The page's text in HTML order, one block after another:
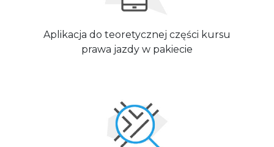
Aplikacja do teoretycznej części kursu
prawa jazdy w pakiecie